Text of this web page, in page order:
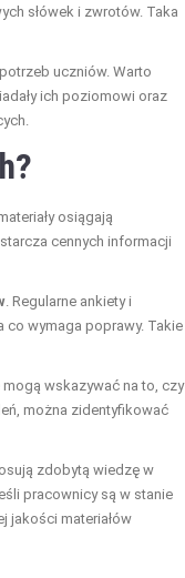
słówek i zwrotów. Taka
uczniów. Warto
ich poziomowi oraz
osiągają
cennych informacji
. Regularne ankiety i
wymaga poprawy. Takie
mogą wskazywać na to, czy
można zidentyfikować
zdobytą wiedzę w
pracownicy są w stanie
jakości materiałów